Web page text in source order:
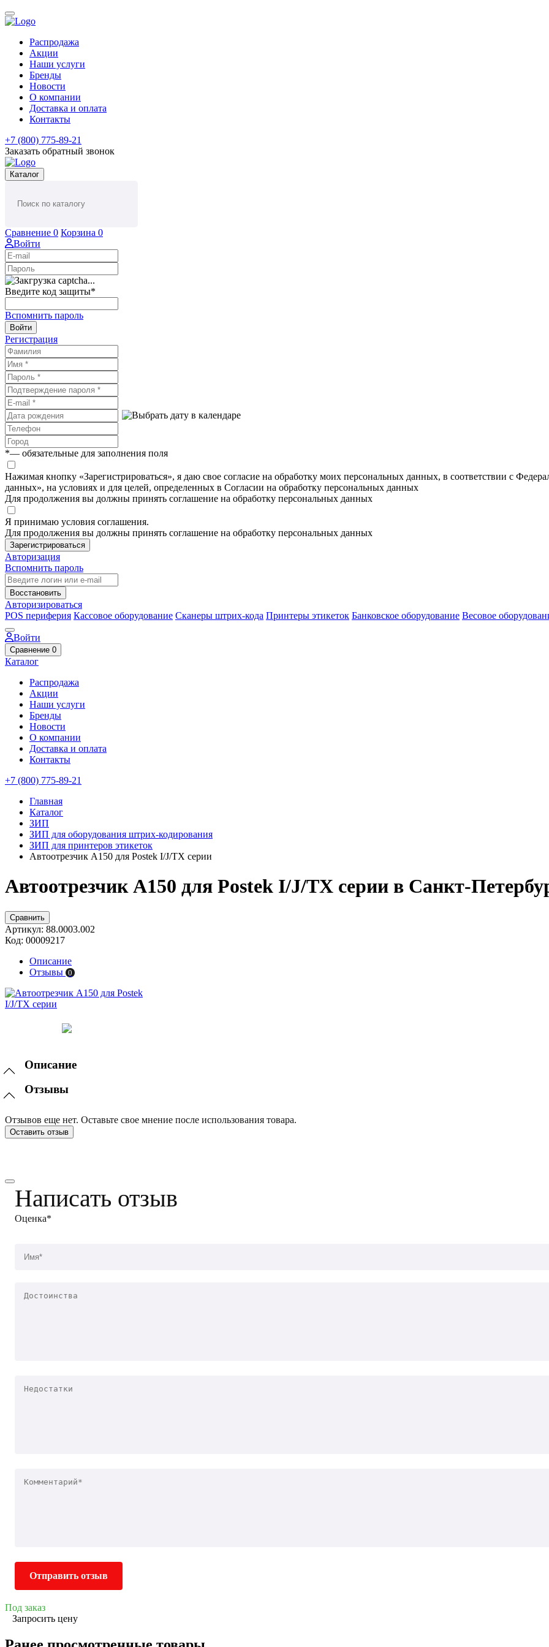
Распродажа
Акции
Наши услуги
Бренды
Новости
О компании
Доставка и оплата
Контакты
+7 (800) 775-89-21
Заказать обратный звонок
Каталог
Сравнение 0 Корзина 0
Войти
Введите код защиты*
Вспомнить пароль
Войти
Регистрация
*— обязательные для заполнения поля
Нажимая кнопку «Зарегистрироваться», я даю свое согласие на обработку моих персональных данных, в соответствии с
данных», на условиях и для целей, определенных в Согласии на обработку персональных данных
Для продолжения вы должны принять соглашение на обработку персональных данных
Я принимаю условия соглашения.
Для продолжения вы должны принять соглашение на обработку персональных данных
Зарегистрироваться
Авторизация
Вспомнить пароль
Восстановить
Авторизироваться
POS периферия Кассовое оборудование Сканеры штрих-кода Принтеры этикеток Банковское оборудование Весовое
Войти
Сравнение 0
Каталог
Распродажа
Акции
Наши услуги
Бренды
Новости
О компании
Доставка и оплата
Контакты
+7 (800) 775-89-21
Главная
Каталог
ЗИП
ЗИП для оборудования штрих-кодирования
ЗИП для принтеров этикеток
Автоотрезчик A150 для Postek I/J/TX серии
Автоотрезчик A150 для Postek I/J/TX серии в Санкт-
Сравнить
Артикул: 88.0003.002
Код: 00009217
Описание
Отзывы 0
Описание
Отзывы
Отзывов еще нет. Оставьте свое мнение после использования товара.
Оставить отзыв
Написать отзыв
Оценка*
Отправить отзыв
Под заказ
Запросить цену